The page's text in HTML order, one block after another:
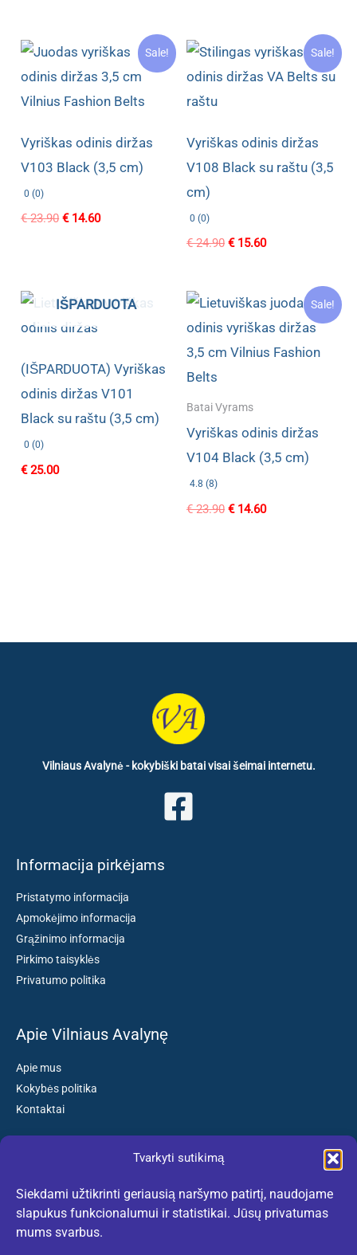
Tvarkyti sutikimą
Siekdami užtikrinti geriausią naršymo patirtį, naudojame
slapukus funkcionalumui ir statistikai. Jūsų privatumas
mums svarbus.
Sale!
Vyriškas odinis diržas
V103 Black (3,5 cm)
0 (0)
€23.90 Original
€14.60Current
Sale!
Vyriškas odinis diržas
V108 Black su raštu (3,5
cm)
0 (0)
€24.90 Original
€15.60Current
IŠPARDUOTA
(IŠPARDUOTA) Vyriškas
odinis diržas V101
Black su raštu (3,5 cm)
0 (0)
€25.00
Sale!
Batai Vyrams
Vyriškas odinis diržas
V104 Black (3,5 cm)
4.8 (8)
€23.90 Original
€14.60Current
Vilniaus Avalynė - kokybiški batai visai šeimai internetu.
Informacija pirkėjams
Pristatymo informacija
Apmokėjimo informacija
Grąžinimo informacija
Pirkimo taisyklės
Privatumo politika
Apie Vilniaus Avalynę
Apie mus
Kokybės politika
Kontaktai
El. paštas: kokybiskibatai@gmail.com
Tel. +370 659 77132